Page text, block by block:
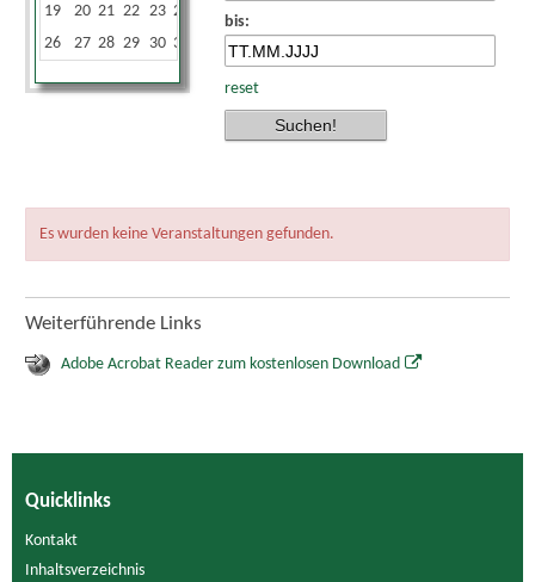
19
20 21 22 23 24
26
27 28 29 30 31
bis:
reset
Es wurden keine Veranstaltungen gefunden.
Weiterführende Links
Adobe Acrobat Reader zum kostenlosen Download
Quicklinks
Kontakt
Inhaltsverzeichnis